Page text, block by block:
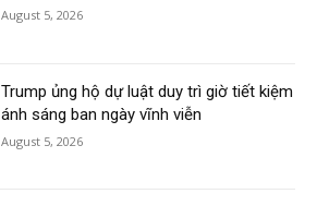
August 5, 2026
Trump ủng hộ dự luật duy trì giờ tiết kiệm
ánh sáng ban ngày vĩnh viễn
August 5, 2026